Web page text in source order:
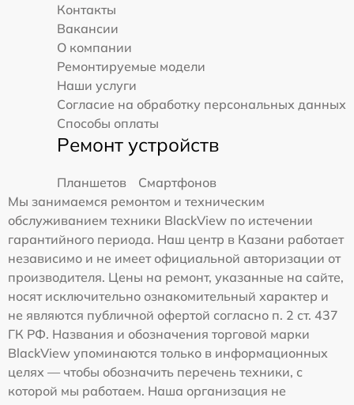
Контакты
Вакансии
О компании
Ремонтируемые модели
Наши услуги
Согласие на обработку персональных данных
Способы оплаты
Ремонт устройств
Планшетов
Смартфонов
Мы занимаемся ремонтом и техническим
обслуживанием техники BlackView по истечении
гарантийного периода. Наш центр в Казани работает
независимо и не имеет официальной авторизации от
производителя. Цены на ремонт, указанные на сайте,
носят исключительно ознакомительный характер и
не являются публичной офертой согласно п. 2 ст. 437
ГК РФ. Названия и обозначения торговой марки
BlackView упоминаются только в информационных
целях — чтобы обозначить перечень техники, с
которой мы работаем. Наша организация не